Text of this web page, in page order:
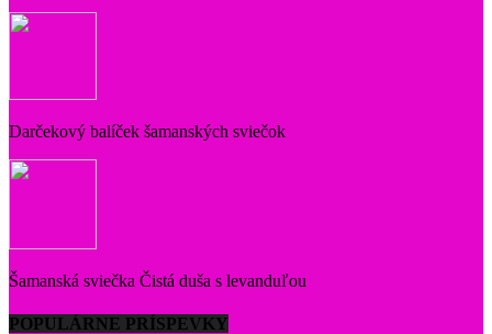
Darčekový balíček šamanských sviečok
Šamanská sviečka Čistá duša s levanduľou
POPULÁRNE PRÍSPEVKY